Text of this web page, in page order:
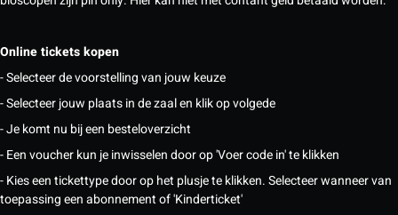
Online tickets kopen
- Selecteer de voorstelling van jouw keuze
- Selecteer jouw plaats in de zaal en klik op volgede
- Je komt nu bij een besteloverzicht
- Een voucher kun je inwisselen door op 'Voer code in' te klikken
- Kies een tickettype door op het plusje te klikken. Selecteer wanneer van
toepassing een abonnement of 'Kinderticket'